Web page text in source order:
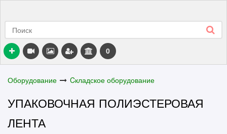
0
Оборудование Cкладское оборудование
УПАКОВОЧНАЯ ПОЛИЭСТЕРОВАЯ
ЛЕНТА